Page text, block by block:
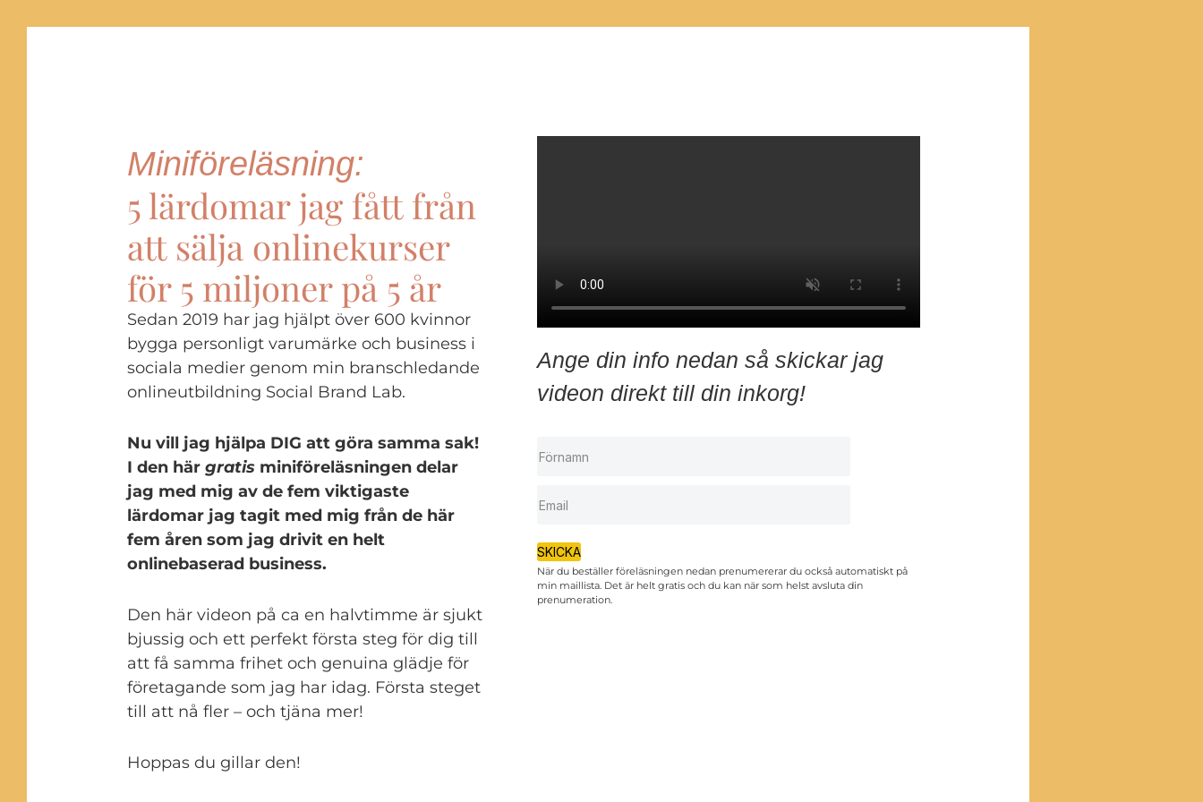
Miniföreläsning:
5 lärdomar jag fått från
att sälja onlinekurser
för 5 miljoner på 5 år
Sedan 2019 har jag hjälpt över 600 kvinnor
bygga personligt varumärke och business i
sociala medier genom min branschledande
onlineutbildning Social Brand Lab.
Nu vill jag hjälpa DIG att göra samma sak!
I den här gratis miniföreläsningen delar
jag med mig av de fem viktigaste
lärdomar jag tagit med mig från de här
fem åren som jag drivit en helt
onlinebaserad business.
Den här videon på ca en halvtimme är sjukt
bjussig och ett perfekt första steg för dig till
att få samma frihet och genuina glädje för
företagande som jag har idag. Första steget
till att nå fler – och tjäna mer!
Hoppas du gillar den!
Ange din info nedan så skickar jag
videon direkt till din inkorg!
SKICKA
När du beställer föreläsningen nedan prenumererar du också automatiskt på
min maillista. Det är helt gratis och du kan när som helst avsluta din
prenumeration.